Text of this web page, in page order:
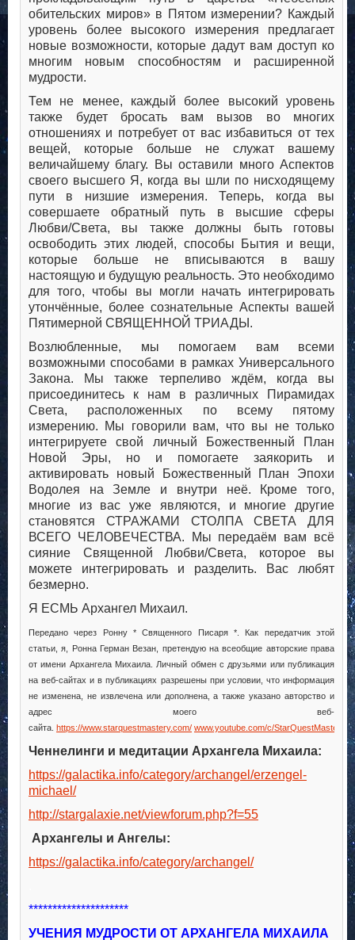
обительских миров» в Пятом измерении? Каждый
уровень более высокого измерения предлагает
новые возможности, которые дадут вам доступ ко
многим новым способностям и расширенной
мудрости.
Тем не менее, каждый более высокий уровень
также будет бросать вам вызов во многих
отношениях и потребует от вас избавиться от тех
вещей, которые больше не служат вашему
величайшему благу. Вы оставили много Аспектов
своего высшего Я, когда вы шли по нисходящему
пути в низшие измерения. Теперь, когда вы
совершаете обратный путь в высшие сферы
Любви/Света, вы также должны быть готовы
освободить этих людей, способы Бытия и вещи,
которые больше не вписываются в вашу
настоящую и будущую реальность. Это необходимо
для того, чтобы вы могли начать интегрировать
утончённые, более сознательные Аспекты вашей
Пятимерной СВЯЩЕННОЙ ТРИАДЫ.
Возлюбленные, мы помогаем вам всеми
возможными способами в рамках Универсального
Закона. Мы также терпеливо ждём, когда вы
присоединитесь к нам в различных Пирамидах
Света, расположенных по всему пятому
измерению. Мы говорили вам, что вы не только
интегрируете свой личный Божественный План
Новой Эры, но и помогаете заякорить и
активировать новый Божественный План Эпохи
Водолея на Земле и внутри неё. Кроме того,
многие из вас уже являются, и многие другие
становятся СТРАЖАМИ СТОЛПА СВЕТА ДЛЯ
ВСЕГО ЧЕЛОВЕЧЕСТВА. Мы передаём вам всё
сияние Священной Любви/Света, которое вы
можете интегрировать и разделить. Вас любят
безмерно.
Я ЕСМЬ Архангел Михаил.
Передано через Ронну * Священного Писаря *. Как передатчик этой
статьи, я, Ронна Герман Везан, претендую на всеобщие авторские права
от имени Архангела Михаила. Личный обмен с друзьями или публикация
на веб-сайтах и в публикациях разрешены при условии, что информация
не изменена, не извлечена или дополнена, а также указано авторство и
адрес моего веб-
сайта. https://www.starquestmastery.com/ www.youtube.com/c/StarQuestMastery
Ченнелинги и медитации Архангела Михаила:
https://galactika.info/category/archangel/erzengel-
michael/
http://stargalaxie.net/viewforum.php?f=55
Архангелы и Ангелы:
https://galactika.info/category/archangel/
*********************
УЧЕНИЯ МУДРОСТИ ОТ АРХАНГЕЛА МИХАИЛА